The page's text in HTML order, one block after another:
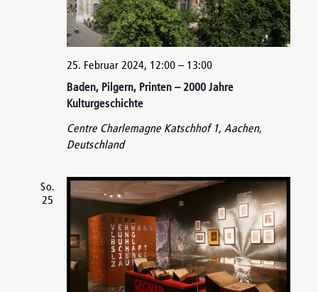
Baden, Pilgern, Printen – 2000 Jahre
Kulturgeschichte
25. Februar 2024, 12:00– 13:00
Centre Charlemagne Katschhof 1, Aachen,
Deutschland
So.
25